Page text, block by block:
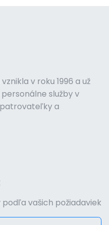
v roku 1996 a už
služby v
a
vašich požiadaviek